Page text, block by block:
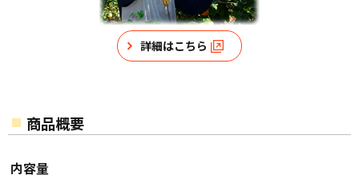
詳細はこちら
商品概要
内容量